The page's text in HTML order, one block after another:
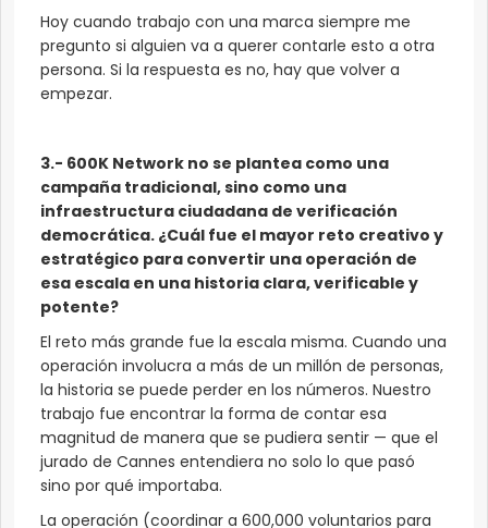
Hoy cuando trabajo con una marca siempre me
pregunto si alguien va a querer contarle esto a otra
persona. Si la respuesta es no, hay que volver a
empezar.
3.- 600K Network no se plantea como una
campaña tradicional, sino como una
infraestructura ciudadana de verificación
democrática. ¿Cuál fue el mayor reto creativo y
estratégico para convertir una operación de
esa escala en una historia clara, verificable y
potente?
El reto más grande fue la escala misma. Cuando una
operación involucra a más de un millón de personas,
la historia se puede perder en los números. Nuestro
trabajo fue encontrar la forma de contar esa
magnitud de manera que se pudiera sentir — que el
jurado de Cannes entendiera no solo lo que pasó
sino por qué importaba.
La operación (coordinar a 600,000 voluntarios para